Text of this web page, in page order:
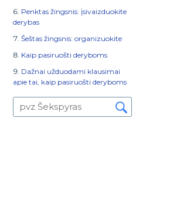
Penktas žingsnis: įsivaizduokite
derybas
Šeštas žingsnis: organizuokite
Kaip pasiruošti deryboms
Dažnai užduodami klausimai
apie tai, kaip pasiruošti deryboms